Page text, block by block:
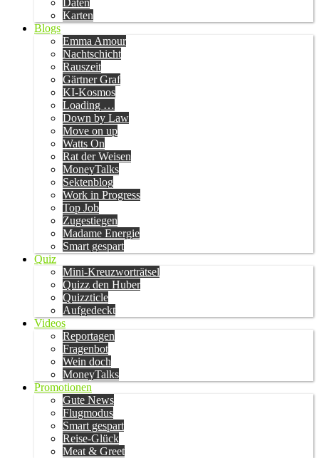
Daten
Karten
Blogs
Emma Amour
Nachtschicht
Rauszeit
Gärtner Graf
KI-Kosmos
Loading …
Down by Law
Move on up
Watts On
Rat der Weisen
MoneyTalks
Sektenblog
Work in Progress
Top Job
Zugestiegen
Madame Energie
Smart gespart
Quiz
Mini-Kreuzworträtsel
Quizz den Huber
Quizzticle
Aufgedeckt
Videos
Reportagen
Fragenbot
Wein doch
MoneyTalks
Promotionen
Gute News
Flugmodus
Smart gespart
Reise-Glück
Meat & Greet